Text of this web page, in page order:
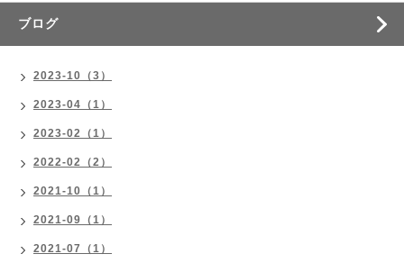
ブログ
2023-10（3）
2023-04（1）
2023-02（1）
2022-02（2）
2021-10（1）
2021-09（1）
2021-07（1）